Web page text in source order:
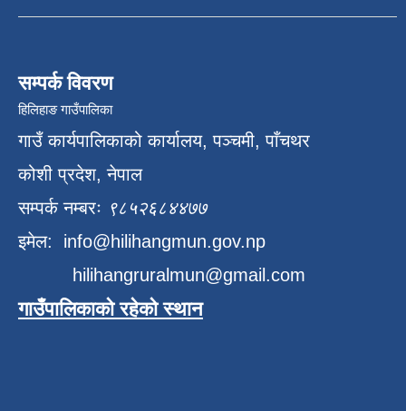
सम्पर्क विवरण
हिलिहाङ गाउँपालिका
गाउँ कार्यपालिकाको कार्यालय, पञ्चमी, पाँचथर
कोशी प्रदेश, नेपाल
सम्पर्क नम्बरः ९८५२६८४४७७
इमेल: info@hilihangmun.gov.np
hilihangruralmun@gmail.com
गाउँपालिकाको रहेको स्थान